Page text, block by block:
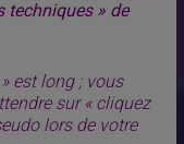
techniques » de
est long ; vous
sur « cliquez
lors de votre